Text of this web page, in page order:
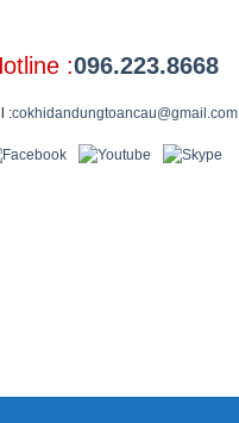
:096.223.8668
:cokhidandungtoancau@gmail.com